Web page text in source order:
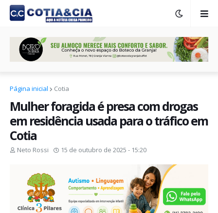
Página inicial Cotia
Mulher foragida é presa com drogas
em residência usada para o tráfico em
Cotia
Neto Rossi 15 de outubro de 2025 - 15:20